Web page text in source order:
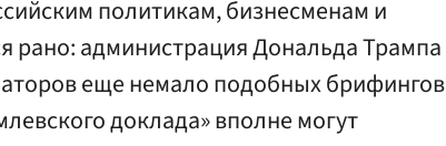
политикам, бизнесменам и
рано: администрация Дональда Трампа
еще немало подобных брифингов
доклада» вполне могут